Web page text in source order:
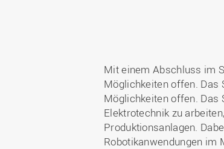
Mit einem Abschluss im
Möglichkeiten offen. Das
Möglichkeiten offen. Das
Elektrotechnik zu
Produktionsanlagen.
Robotikanwendungen im